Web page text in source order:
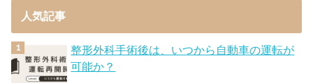
人気記事
整形外科手術後は、いつから自動車の運転が
可能か？